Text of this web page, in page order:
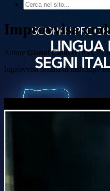
Improvvisa
Autore Gianni Catucci| mer, 01
Improvvisa ondata di maltempo